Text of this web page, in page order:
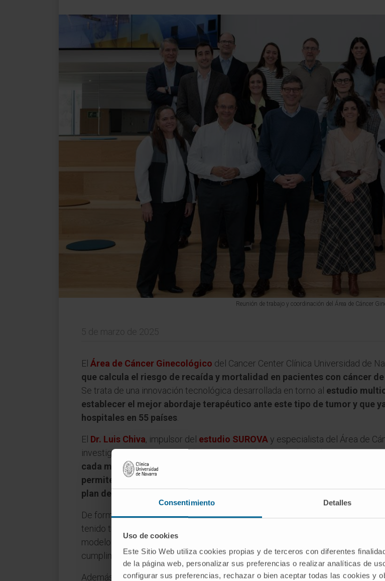
Consentimiento Detalles
Uso de cookies
Este Sitio Web utiliza cookies propias y de terceros con diferentes
de la página web, personalizar sus preferencias o realizar analíticas de
configurar sus preferencias, rechazar o bien aceptar todas las cookies y
Reunión de trabajo y coordinación del Área de Cáncer
5 de marzo de 2025
El Área de Cáncer Ginecológico del Cancer Center Clínica Universidad de
que calcula el riesgo de recaída y mortalidad en pacientes con cáncer
Se trata de una innovación tecnológica desarrollada en torno al estudio
establecer el mejor abordaje terapéutico ante este tipo de tumor y que
hospitales en 55 países.
El Dr. Luis Chiva, impulsor del estudio SUROVAy especialista del Área de
investigación “es la más amplia que se ha realizado en el mundo entre
cada mujer participante introducir sus datos médicos para conocer su
permite un mayor conocimiento de su salud, a la vez que facilita a su
plan de tratamiento para cada una de ellas
De forma guiada, el médico y la paciente pueden completar campos como
tenido tras el primer diagnóstico o la existencia de complicaciones
modelo logístico, la herramienta realiza un cálculo de la puntuación del
cumplimentadas.
Además, tras este primer año de análisis, el estudio SUROVA ha comparado